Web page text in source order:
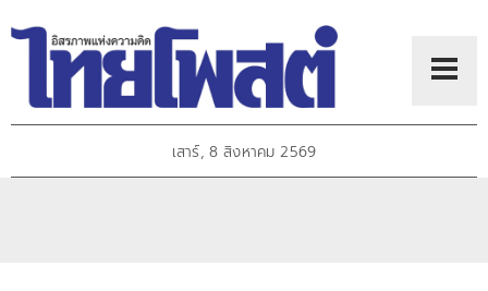
เสาร์, 8 สิงหาคม 2569